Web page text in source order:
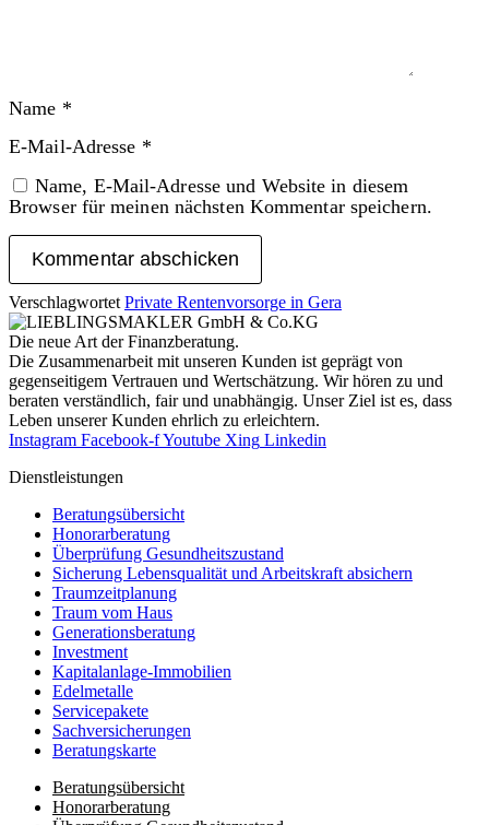
Name *
E-Mail-Adresse *
Name, E-Mail-Adresse und Website in diesem
Browser für meinen nächsten Kommentar speichern.
Verschlagwortet Private Rentenvorsorge in Gera
Die neue Art der Finanzberatung.
Die Zusammenarbeit mit unseren Kunden ist geprägt von
gegenseitigem Vertrauen und Wertschätzung. Wir hören zu und
beraten verständlich, fair und unab­hängig. Unser Ziel ist es, dass
Leben unserer Kunden ehrlich zu erleichtern.
Instagram Facebook-fYoutube Xing Linkedin
Dienst­leistungen
Beratungsübersicht
Honorar­beratung
Überprüfung Gesundheits­zustand
Sicherung Lebensqualität und Arbeitskraft absichern
Traumzeit­planung
Traum vom Haus
Generationsberatung
Investment
Kapitalanlage-Immobilien
Edelmetalle
Servicepakete
Sachversicherungen
Beratungskarte
Beratungsübersicht
Honorar­beratung